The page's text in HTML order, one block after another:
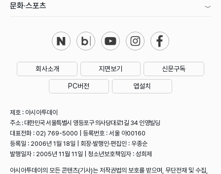
문화·스포츠
회사소개 지면보기 신문구독
PC버전 앱설치
제호 : 아시아투데이
주소 : 대한민국 서울특별시 영등포구 의사당대로1길 34 인영빌딩
대표전화 : 02) 769-5000 | 등록번호 : 서울 아00160
등록일 : 2006년 1월 18일 | 회장·발행인·편집인 : 우종순
발행일자 : 2005년 11월 11일 | 청소년보호책임자 : 성희제
아시아투데이의 모든 콘텐츠(기사)는 저작권법의 보호를 받으며, 무단전재 및 수집,